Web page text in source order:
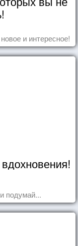
и интересное!
подумай...